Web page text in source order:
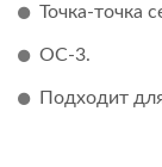
Точка-точка
OC-3.
Подходит